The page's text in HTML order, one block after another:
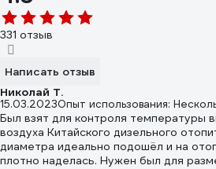
331 отзыв
Написать отзыв
Николай Т.
15.03.2023Опыт использования:
Был взят для контроля температуры
воздуха Китайского дизельного
диаметра идеально подошёл и на
плотно наделась. Нужен был для